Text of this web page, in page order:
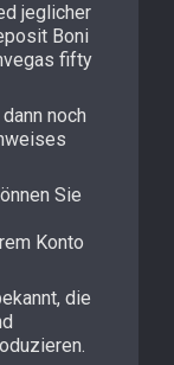
jeglicher
Boni
fifty
noch
Sie
Konto
die